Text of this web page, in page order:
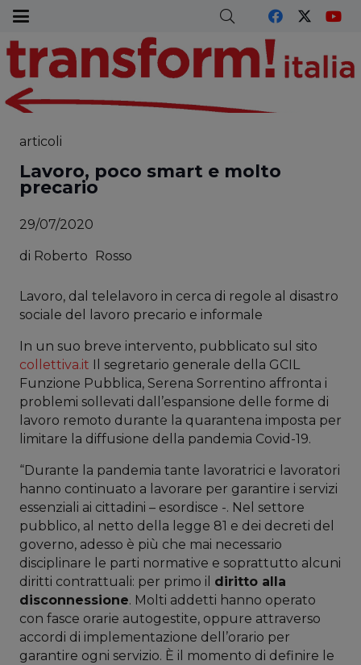
articoli
Lavoro, poco smart e molto
precario
29/07/2020
di Roberto Rosso
Lavoro, dal telelavoro in cerca di regole al disastro
sociale del lavoro precario e informale
In un suo breve intervento, pubblicato sul sito
collettiva.it Il segretario generale della GCIL
Funzione Pubblica, Serena Sorrentino affronta i
problemi sollevati dall’espansione delle forme di
lavoro remoto durante la quarantena imposta per
limitare la diffusione della pandemia Covid-19.
“Durante la pandemia tante lavoratrici e lavoratori
hanno continuato a lavorare per garantire i servizi
essenziali ai cittadini – esordisce -. Nel settore
pubblico, al netto della legge 81 e dei decreti del
governo, adesso è più che mai necessario
disciplinare le parti normative e soprattutto alcuni
diritti contrattuali: per primo il diritto alla
disconnessione. Molti addetti hanno operato
con fasce orarie autogestite, oppure attraverso
accordi di implementazione dell’orario per
garantire ogni servizio. È il momento di definire le